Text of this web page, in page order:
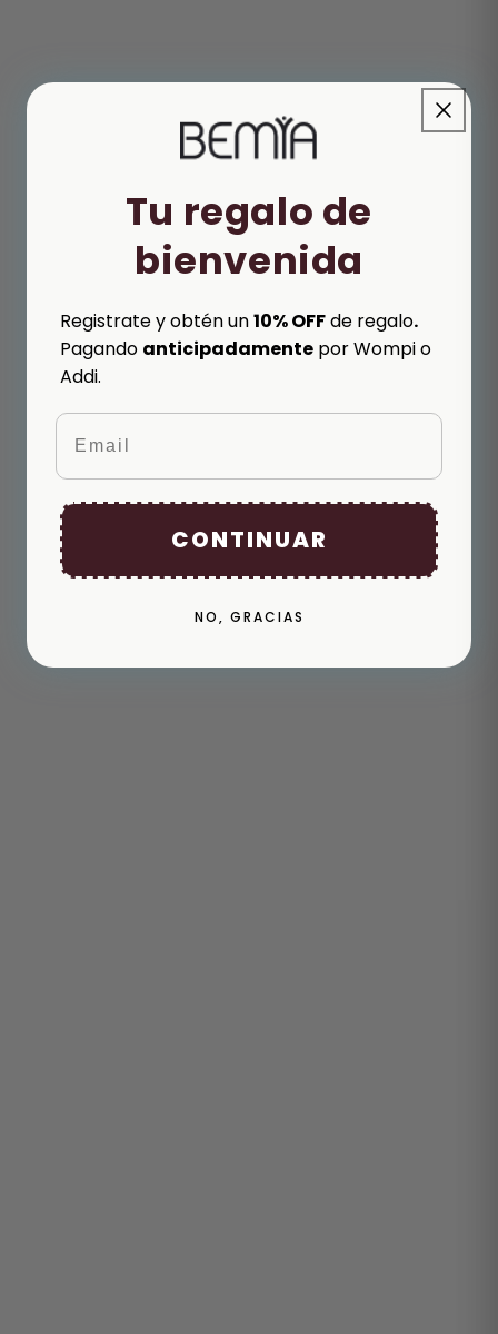
Tu regalo de
bienvenida
Registrate y obtén un10% OFFde regalo.
Pagando anticipadamente por Wompi o
Addi.
Email
CONTINUAR
NO, GRACIAS